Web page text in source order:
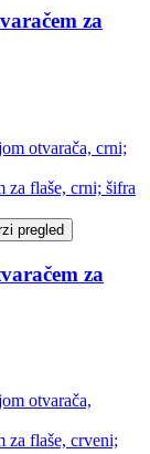
za
pregled
za